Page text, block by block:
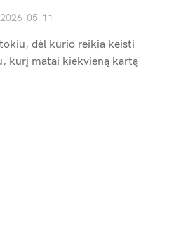
2026-05-11
dėl kurio reikia keisti
kurį matai kiekvieną kartą